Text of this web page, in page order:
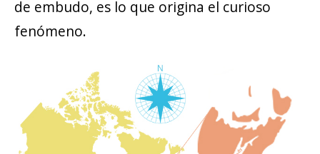
de embudo, es lo que origina el curioso
fenómeno.